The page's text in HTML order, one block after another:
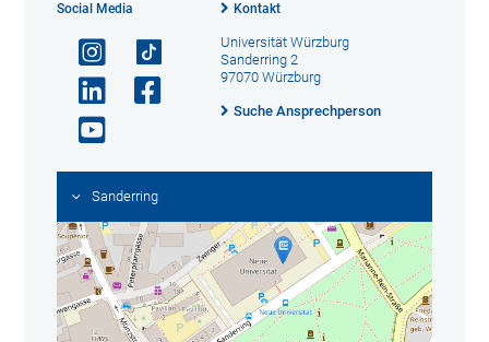
Social Media Kontakt
Universität Würzburg
Sanderring 2
97070 Würzburg
Suche Ansprechperson
Sanderring